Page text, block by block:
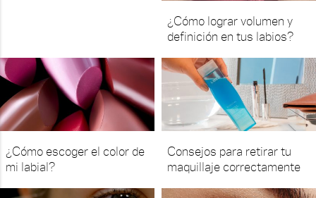
¿Cómo lograr volumen y
definición en tus labios?
¿Cómo escoger el color de
mi labial?
Consejos para retirar tu
maquillaje correctamente